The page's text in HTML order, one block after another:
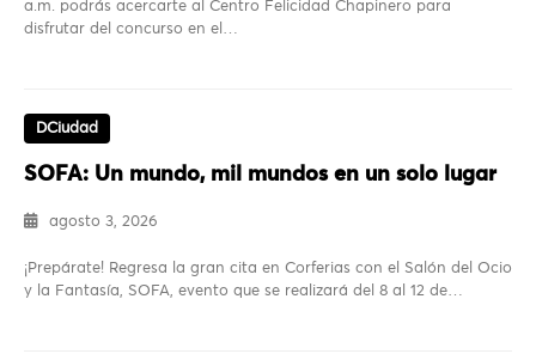
a.m. podrás acercarte al Centro Felicidad Chapinero para
disfrutar del concurso en el…
DCiudad
SOFA: Un mundo, mil mundos en un solo lugar
agosto 3, 2026
¡Prepárate! Regresa la gran cita en Corferias con el Salón del Ocio
y la Fantasía, SOFA, evento que se realizará del 8 al 12 de…